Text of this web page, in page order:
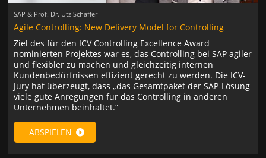
SAP & Prof. Dr. Utz Schäffer
Agile Controlling: New Delivery Model for Controlling
Ziel des für den ICV Controlling Excellence Award
nominierten Projektes war es, das Controlling bei SAP agiler
und flexibler zu machen und gleichzeitig internen
Kundenbedürfnissen effizient gerecht zu werden. Die ICV-
Jury hat überzeugt, dass „das Gesamtpaket der SAP-Lösung
viele gute Anregungen für das Controlling in anderen
Unternehmen beinhaltet.“
ABSPIELEN